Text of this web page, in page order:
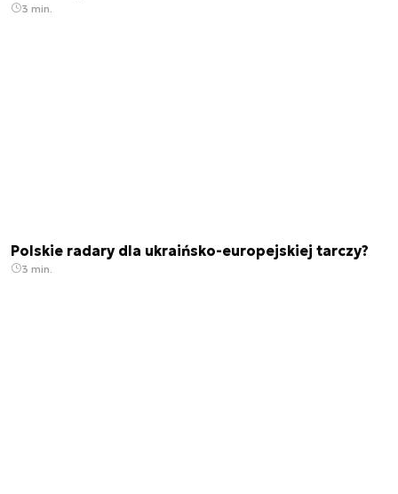
3 min.
Polskie radary dla ukraińsko-europejskiej tarczy?
3 min.